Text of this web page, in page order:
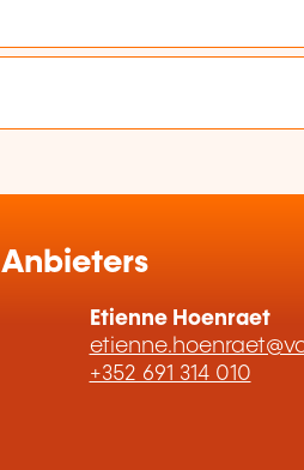
Etienne Hoenraet
+352 691 314 010